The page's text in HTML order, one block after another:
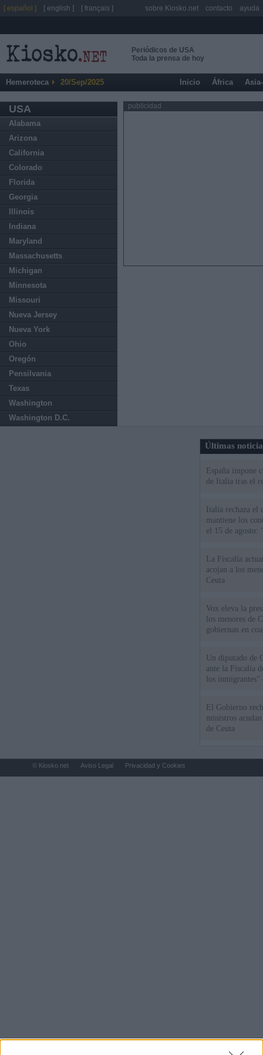
Periódicos de USA
Toda la prensa de hoy
Hemeroteca 20/Sep/2025 Inicio África
USA
Alabama
Arizona
California
Colorado
Florida
Georgia
Illinois
Indiana
Maryland
Massachusetts
Michigan
Minnesota
Missouri
Nueva Jersey
Nueva York
Ohio
Oregón
Pensilvania
Texas
Washington
Washington D.C.
publicidad
Últimas
España impone
de Italia tras el
Italia rechaza
mantiene los
el 15 de agosto:
La Fiscalía
acojan a los
Ceuta
Vox eleva la
los menores de
gobiernan en
Un diputado de
ante la Fiscalía
los inmigrantes”
El Gobierno
ministros
de Ceuta
[ español ] [ english ] [ français ] sobre Kiosko.net contacto ayuda
© Kiosko.net Aviso Legal Privacidad y Cookies